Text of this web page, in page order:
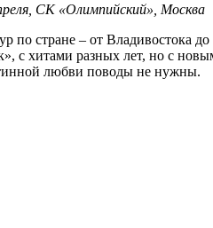
СК «Олимпийский», Москва
по стране – от Владивостока
хитами разных лет, но с
любви поводы не нужны.